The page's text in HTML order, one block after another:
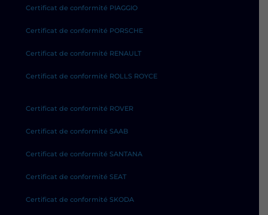
Certificat de conformité PIAGGIO
Certificat de conformité PORSCHE
Certificat de conformité RENAULT
Certificat de conformité ROLLS ROYCE
Certificat de conformité ROVER
Certificat de conformité SAAB
Certificat de conformité SANTANA
Certificat de conformité SEAT
Certificat de conformité SKODA